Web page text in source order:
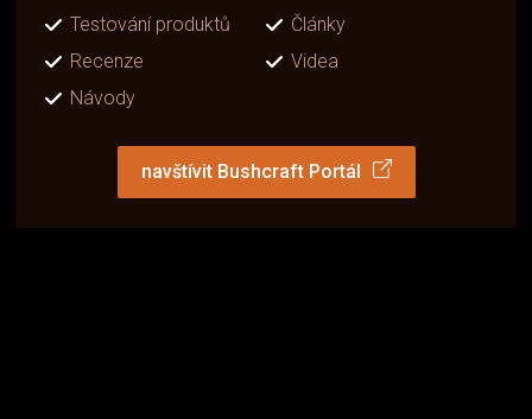
Testování produktů
Články
Recenze
Videa
Návody
navštívit Bushcraft Portál